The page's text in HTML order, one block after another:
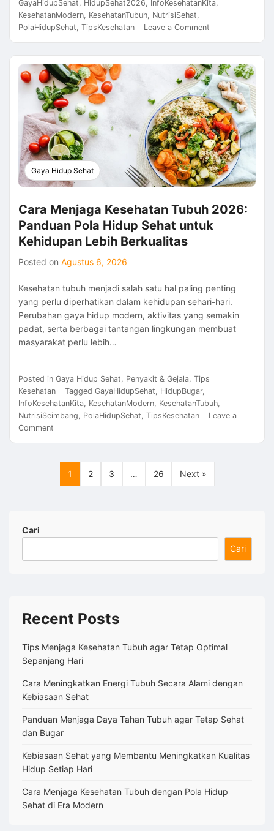
GayaHidupSehat, HidupSehat2026, InfoKesehatanKita,
KesehatanModern, KesehatanTubuh, NutrisiSehat,
PolaHidupSehat, TipsKesehatan Leave a Comment
Sehat
Sehari-
Hari
2026:
Kebiasaan
Sederhana
untuk
Menjaga
Kesehatan
Tubuh
Gaya Hidup Sehat
Cara Menjaga Kesehatan Tubuh 2026:
Panduan Pola Hidup Sehat untuk
Kehidupan Lebih Berkualitas
Posted on Agustus 6, 2026
Kesehatan tubuh menjadi salah satu hal paling penting
yang perlu diperhatikan dalam kehidupan sehari-hari.
Perubahan gaya hidup modern, aktivitas yang semakin
padat, serta berbagai tantangan lingkungan membuat
masyarakat perlu lebih…
Posted in Gaya Hidup Sehat, Penyakit & Gejala, Tips
Kesehatan
Tagged GayaHidupSehat, HidupBugar,
InfoKesehatanKita, KesehatanModern, KesehatanTubuh,
NutrisiSeimbang, PolaHidupSehat, TipsKesehatan
Leave a
Comment
Kesehatan
Tubuh
2026:
Sehat
Kehidupan
1 2 3 … 26 Next »
Cari
Cari
Recent Posts
Tips Menjaga Kesehatan Tubuh agar Tetap Optimal
Sepanjang Hari
Cara Meningkatkan Energi Tubuh Secara Alami dengan
Kebiasaan Sehat
Panduan Menjaga Daya Tahan Tubuh agar Tetap Sehat
dan Bugar
Kebiasaan Sehat yang Membantu Meningkatkan Kualitas
Hidup Setiap Hari
Cara Menjaga Kesehatan Tubuh dengan Pola Hidup
Sehat di Era Modern